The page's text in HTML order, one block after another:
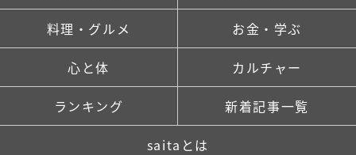
料理・グルメ お金・学ぶ
心と体 カルチャー
ランキング 新着記事一覧
saitaとは